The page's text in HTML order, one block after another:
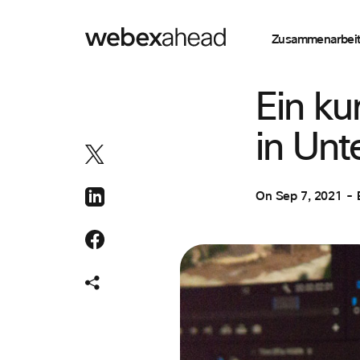
Zusammenarbeit
Ein
in
On Sep 7, 2021